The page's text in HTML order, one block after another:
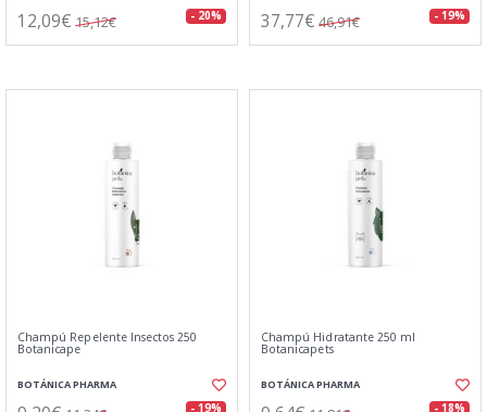
12,09€ 15,12€ - 20% 37,77€ 46,91€ - 19%
Champú Repelente Insectos 250
Botanicape
BOTÁNICA PHARMA
- 19%
Champú Hidratante 250 ml
Botanicapets
BOTÁNICA PHARMA
- 18%